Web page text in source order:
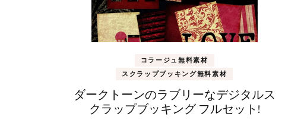
コラージュ無料素材
スクラップブッキング無料素材
ダークトーンのラブリーなデジタルス
クラップブッキング フルセット!